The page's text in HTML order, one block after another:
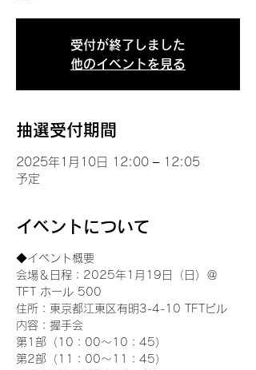
受付が終了しました
他のイベントを見る
抽選受付期間
2025年1月10日 12:00 – 12:05
予定
イベントについて
◆イベント概要
会場＆日程：2025年1月19日（日）＠
TFT ホール 500
住所：東京都江東区有明3-4-10 TFTビル
内容：握手会
第1部（10：00～10：45）
第2部（11：00～11：45）